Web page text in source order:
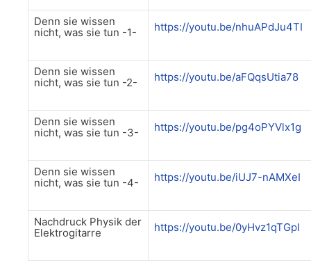
Denn sie wissen
nicht, was sie tun -1-
https://youtu.be/nhuAPdJu4TI
Denn sie wissen
nicht, was sie tun -2-
https://youtu.be/aFQqsUtia78
Denn sie wissen
nicht, was sie tun -3-
https://youtu.be/pg4oPYVlx1g
Denn sie wissen
nicht, was sie tun -4-
https://youtu.be/iUJ7-nAMXeI
Nachdruck Physik der
Elektrogitarre
https://youtu.be/0yHvz1qTGpI